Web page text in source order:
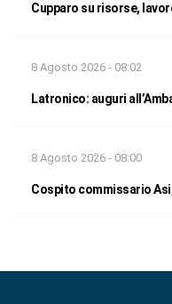
Cupparo su risorse,
8 Agosto 2026 - 08:02
Latronico: auguri
8 Agosto 2026 - 08:00
Cospito commissario